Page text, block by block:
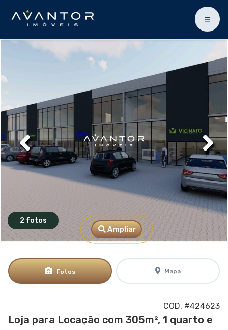
2 fotos
Ampliar
Fotos Mapa
COD. #424623
Loja para Locação com 305m², 1 quarto e